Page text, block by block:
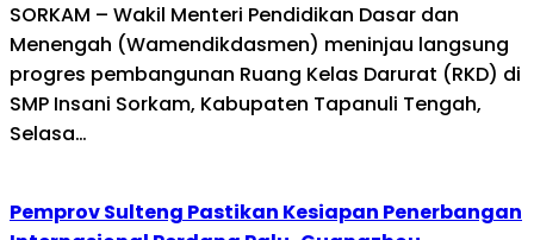
SORKAM – Wakil Menteri Pendidikan Dasar dan
Menengah (Wamendikdasmen) meninjau langsung
progres pembangunan Ruang Kelas Darurat (RKD) di
SMP Insani Sorkam, Kabupaten Tapanuli Tengah,
Selasa…
Pemprov Sulteng Pastikan Kesiapan Penerbangan